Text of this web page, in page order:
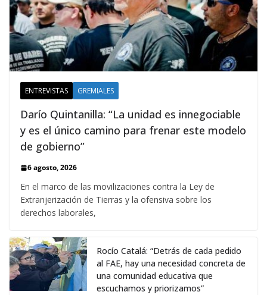
ENTREVISTAS GREMIALES
Darío Quintanilla: “La unidad es innegociable
y es el único camino para frenar este modelo
de gobierno”
6 agosto, 2026
En el marco de las movilizaciones contra la Ley de
Extranjerización de Tierras y la ofensiva sobre los
derechos laborales,
Rocío Catalá: “Detrás de cada pedido
al FAE, hay una necesidad concreta de
una comunidad educativa que
escuchamos y priorizamos”